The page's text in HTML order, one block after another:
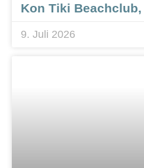
Kon Tiki
9. Juli 2026